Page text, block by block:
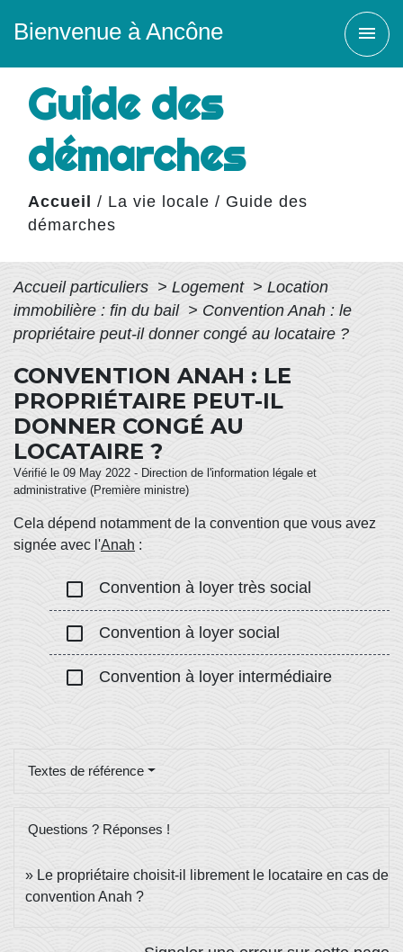
Bienvenue à Ancône menu
Guide des
démarches
Accueil / La vie locale / Guide des
démarches
Accueil particuliers > Logement > Location
immobilière : fin du bail > Convention Anah : le
propriétaire peut-il donner congé au locataire ?
CONVENTION ANAH : LE
PROPRIÉTAIRE PEUT-IL
DONNER CONGÉ AU
LOCATAIRE ?
Vérifié le 09 May 2022 - Direction de l'information légale et
administrative (Première ministre)
Cela dépend notamment de la convention que vous avez
signée avec l'Anah :
check_box_outline_blank Convention à loyer très social
check_box_outline_blank Convention à loyer social
check_box_outline_blank Convention à loyer intermédiaire
Textes de référence
Questions ? Réponses !
Le propriétaire choisit-il librement le locataire en cas de
convention Anah ?